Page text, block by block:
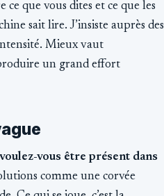
ce que vous dites et ce que les
sait lire. J’insiste auprès des
Mieux vaut
un grand effort
vous être présent dans
comme une corvée